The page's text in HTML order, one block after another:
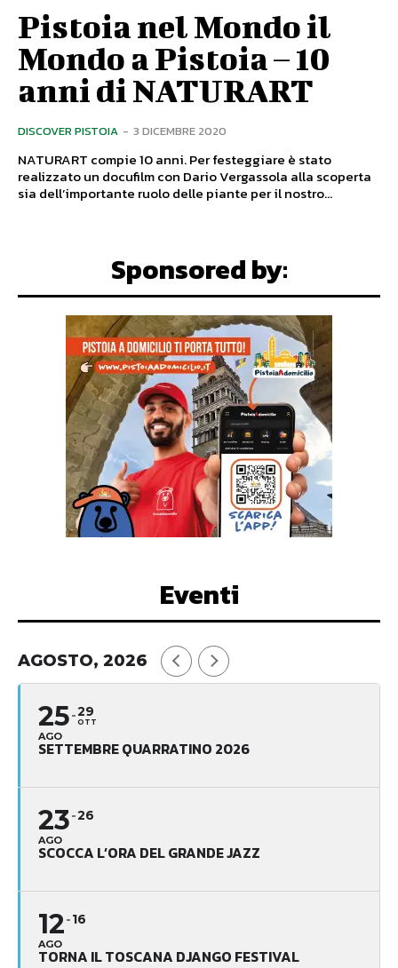
Pistoia nel Mondo il
Mondo a Pistoia – 10
anni di NATURART
DISCOVER PISTOIA - 3 DICEMBRE 2020
NATURART compie 10 anni. Per festeggiare è stato
realizzato un docufilm con Dario Vergassola alla scoperta
sia dell’importante ruolo delle piante per il nostro...
Sponsored by:
Eventi
AGOSTO, 2026
25
AGO
29
OTT
SETTEMBRE QUARRATINO 2026
23
AGO
26
SCOCCA L’ORA DEL GRANDE JAZZ
12
AGO
16
TORNA IL TOSCANA DJANGO FESTIVAL